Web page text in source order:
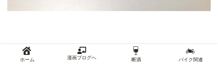
ホーム 漫画ブログへ 断酒 バイク関連